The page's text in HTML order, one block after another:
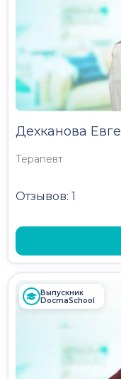
Дехканова
Терапевт
Отзывов: 1
Выпускник
DocmaSchool